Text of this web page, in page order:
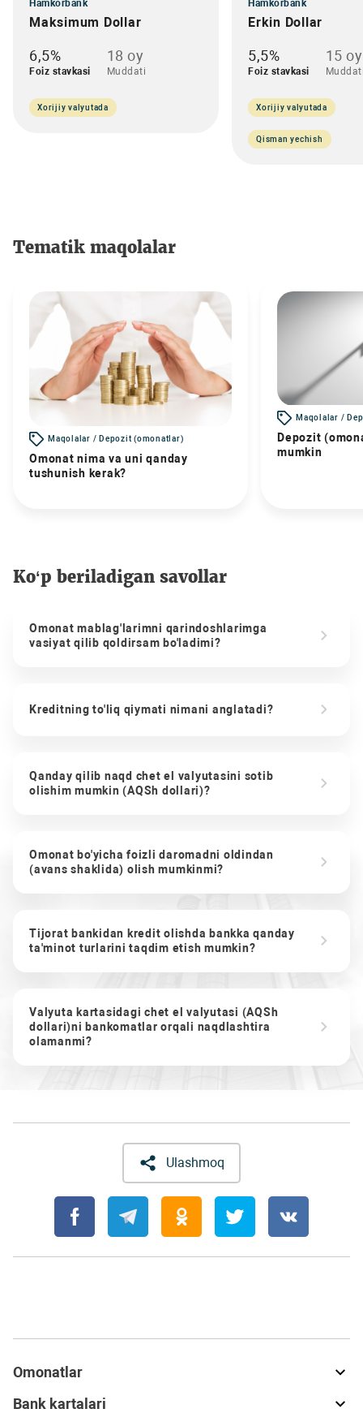
Hamkorbank
Maksimum Dollar
6,5%
Foiz stavkasi
18 oy
Muddati
Xorijiy valyutada
Hamkorbank
Erkin Dollar
5,5%
Foiz stavkasi
15 oy
Xorijiy valyutada
Qisman yechish
Tematik maqolalar
Maqolalar / Depozit (omonatlar)
Omonat nima va uni qanday
tushunish kerak?
Maqolalar /
Depozit
mumkin
Ko‘p beriladigan savollar
Omonat mablag'larimni qarindoshlarimga
vasiyat qilib qoldirsam bo'ladimi?
Kreditning to'liq qiymati nimani anglatadi?
Qanday qilib naqd chet el valyutasini sotib
olishim mumkin (AQSh dollari)?
Omonat bo'yicha foizli daromadni oldindan
(avans shaklida) olish mumkinmi?
Tijorat bankidan kredit olishda bankka qanday
ta'minot turlarini taqdim etish mumkin?
Valyuta kartasidagi chet el valyutasi (AQSh
dollari)ni bankomatlar orqali naqdlashtira
olamanmi?
Ulashmoq
Omonatlar
Bank kartalari